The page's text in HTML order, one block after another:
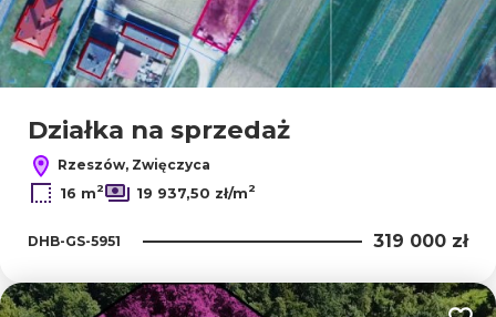
Działka na sprzedaż
Rzeszów, Zwięczyca
16 m2 19 937,50 zł/m2
DHB-GS-5951 319 000 zł